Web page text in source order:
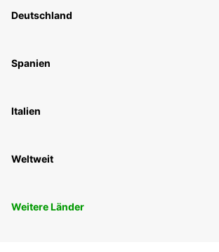
Deutschland
Spanien
Italien
Weltweit
Weitere Länder